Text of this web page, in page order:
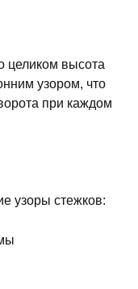
целиком высота
узором, что
при каждом
узоры стежков: